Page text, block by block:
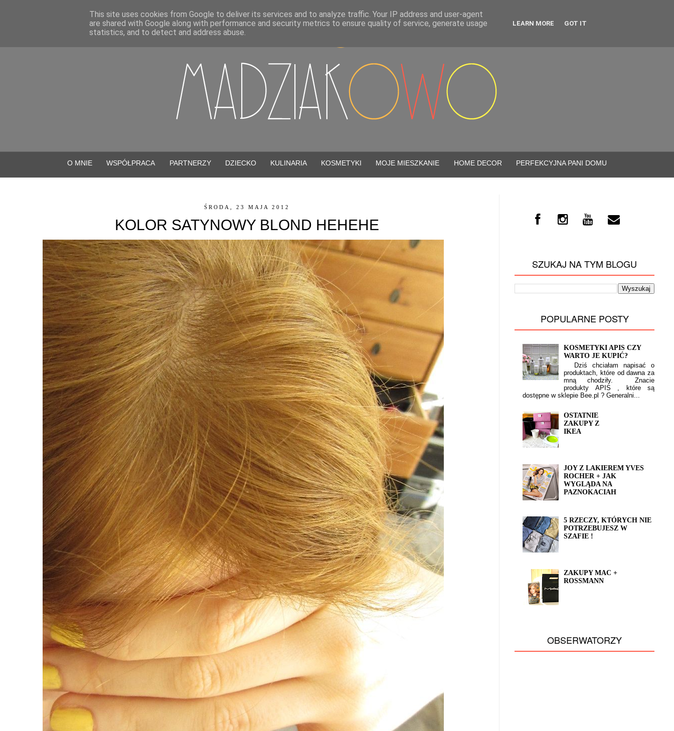
O MNIE WSPÓŁPRACA PARTNERZY DZIECKO KULINARIA KOSMETYKI MOJE MIESZKANIE HOME DECOR PERFEKCYJNA PANI DOMU
ŚRODA, 23 MAJA 2012
KOLOR SATYNOWY BLOND HEHEHE
SZUKAJ NA TYM BLOGU
POPULARNE POSTY
KOSMETYKI APIS CZY
WARTO JE KUPIĆ?
Dziś chciałam napisać o
produktach, które od dawna za
mną chodziły. Znacie
produkty APIS , które są
dostępne w sklepie Bee.pl ? Generalni...
OSTATNIE
ZAKUPY Z
IKEA
JOY Z LAKIEREM YVES
ROCHER + JAK
WYGLĄDA NA
PAZNOKACIAH
5 RZECZY, KTÓRYCH NIE
POTRZEBUJESZ W
SZAFIE !
ZAKUPY MAC +
ROSSMANN
OBSERWATORZY
This site uses cookies from Google to deliver its services and to analyze traffic. Your IP address and user-agent
are shared with Google along with performance and security metrics to ensure quality of service, generate usage
statistics, and to detect and address abuse.
LEARN MORE GOT IT